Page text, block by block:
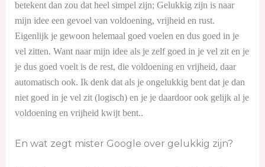
betekent dan zou dat heel simpel zijn; Gelukkig zijn is naar
mijn idee een gevoel van voldoening, vrijheid en rust.
Eigenlijk je gewoon helemaal goed voelen en dus goed in je
vel zitten. Want naar mijn idee als je zelf goed in je vel zit en je
je dus goed voelt is de rest, die voldoening en vrijheid, daar
automatisch ook. Ik denk dat als je ongelukkig bent dat je dan
niet goed in je vel zit (logisch) en je je daardoor ook gelijk al je
voldoening en vrijheid kwijt bent..
En wat zegt mister Google over gelukkig zijn?